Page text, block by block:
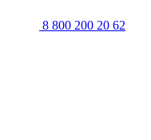
8 800 200 20 62